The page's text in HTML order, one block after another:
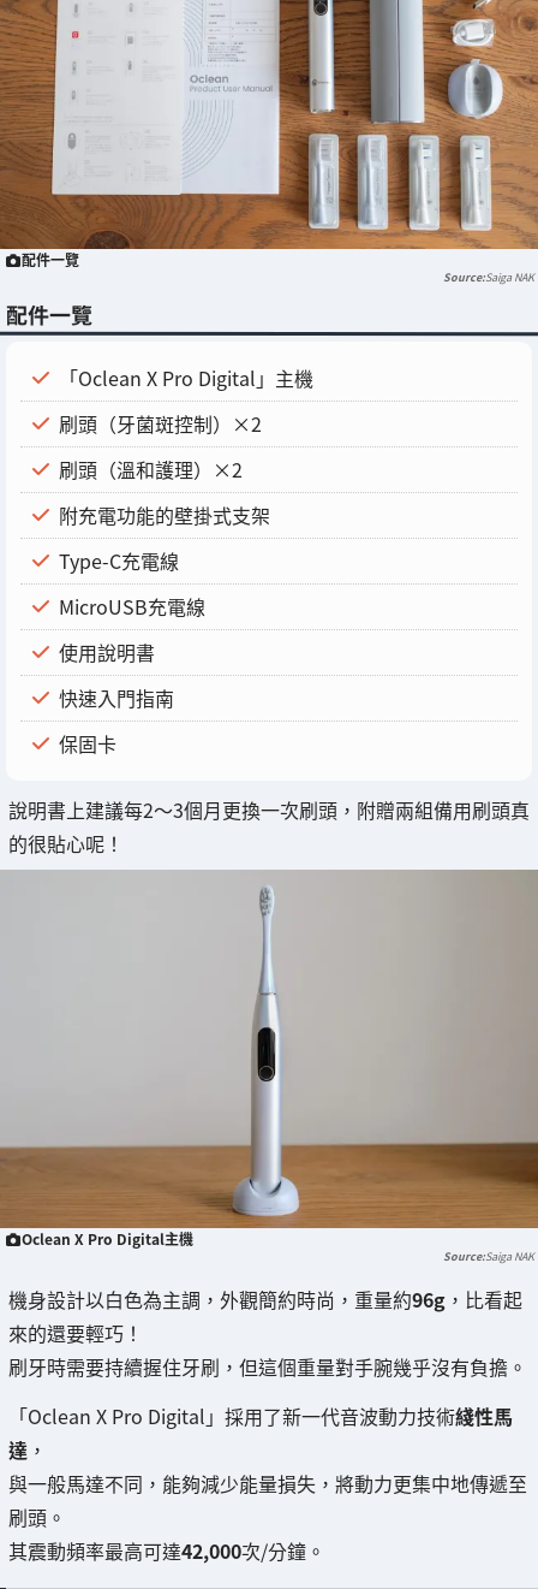
配件一覽
Saiga NAK
配件一覽
「Oclean X Pro Digital」主機
刷頭（牙菌斑控制）×2
刷頭（溫和護理）×2
附充電功能的壁掛式支架
Type-C充電線
MicroUSB充電線
使用說明書
快速入門指南
保固卡
說明書上建議每2～3個月更換一次刷頭，附贈兩組備用刷頭真
的很貼心呢！
Oclean X Pro Digital主機
Saiga NAK
機身設計以白色為主調，外觀簡約時尚，重量約96g ，比看起
來的還要輕巧！
刷牙時需要持續握住牙刷，但這個重量對手腕幾乎沒有負擔。
「Oclean X Pro Digital」採用了新一代音波動力技術綫性馬
達 ，
與一般馬達不同，能夠減少能量損失，將動力更集中地傳遞至
刷頭。
其震動頻率最高可達42,000次/分鐘。